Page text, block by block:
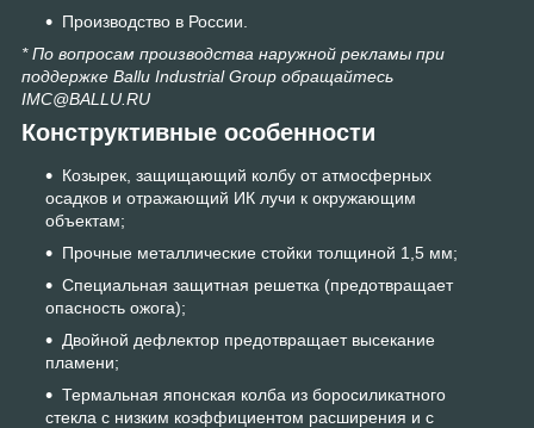
Производство в России.
* По вопросам производства наружной рекламы при
поддержке Ballu Industrial Group обращайтесь
IMC@BALLU.RU
Конструктивные особенности
Козырек, защищающий колбу от атмосферных
осадков и отражающий ИК лучи к окружающим
объектам;
Прочные металлические стойки толщиной 1,5 мм;
Специальная защитная решетка (предотвращает
опасность ожога);
Двойной дефлектор предотвращает высекание
пламени;
Термальная японская колба из боросиликатного
стекла с низким коэффициентом расширения и с